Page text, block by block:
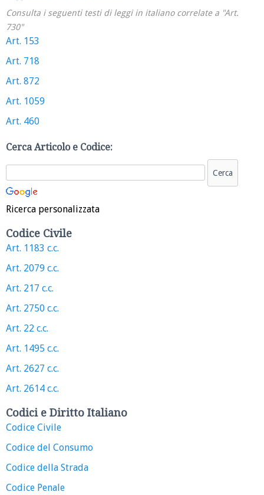
Consulta i seguenti testi di leggi in italiano correlate a "Art.
730"
Art. 153
Art. 718
Art. 872
Art. 1059
Art. 460
Cerca Articolo e Codice:
Ricerca personalizzata
Codice Civile
Art. 1183 c.c.
Art. 2079 c.c.
Art. 217 c.c.
Art. 2750 c.c.
Art. 22 c.c.
Art. 1495 c.c.
Art. 2627 c.c.
Art. 2614 c.c.
Codici e Diritto Italiano
Codice Civile
Codice del Consumo
Codice della Strada
Codice Penale